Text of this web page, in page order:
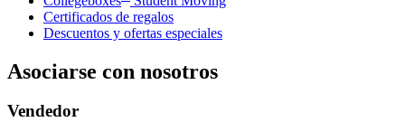
Certificados de regalos
Descuentos y ofertas especiales
Asociarse con nosotros
Vendedor